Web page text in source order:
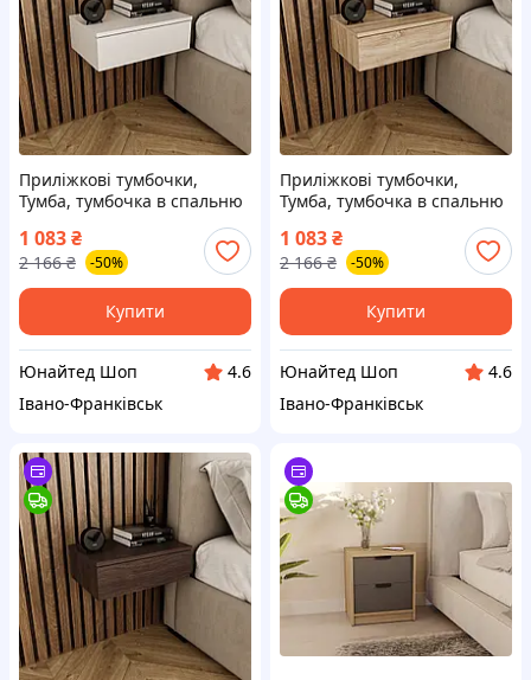
Приліжкові тумбочки,
Тумба, тумбочка в спальню
Сучасна тумба
1 083₴
2 166 ₴ -50%
Купити
Юнайтед Шоп
4.6
Івано-Франківськ
Приліжкові тумбочки,
Тумба, тумбочка в спальню
Сучасна тумба дуб сонома
1 083₴
2 166 ₴ -50%
Купити
Юнайтед Шоп
4.6
Івано-Франківськ